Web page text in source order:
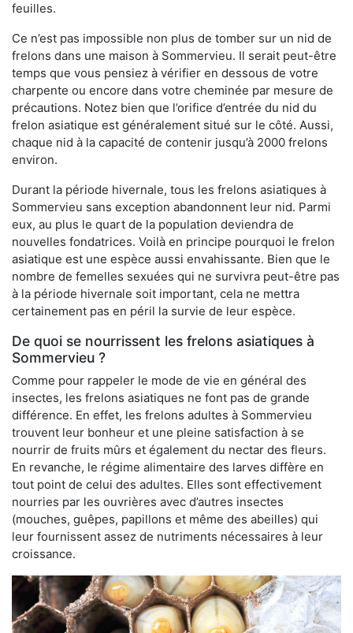
feuilles.
Ce n’est pas impossible non plus de tomber sur un nid de
frelons dans une maison à Sommervieu. Il serait peut-être
temps que vous pensiez à vérifier en dessous de votre
charpente ou encore dans votre cheminée par mesure de
précautions. Notez bien que l’orifice d’entrée du nid du
frelon asiatique est généralement situé sur le côté. Aussi,
chaque nid à la capacité de contenir jusqu’à 2000 frelons
environ.
Durant la période hivernale, tous les frelons asiatiques à
Sommervieu sans exception abandonnent leur nid. Parmi
eux, au plus le quart de la population deviendra de
nouvelles fondatrices. Voilà en principe pourquoi le frelon
asiatique est une espèce aussi envahissante. Bien que le
nombre de femelles sexuées qui ne survivra peut-être pas
à la période hivernale soit important, cela ne mettra
certainement pas en péril la survie de leur espèce.
De quoi se nourrissent les frelons asiatiques à
Sommervieu ?
Comme pour rappeler le mode de vie en général des
insectes, les frelons asiatiques ne font pas de grande
différence. En effet, les frelons adultes à Sommervieu
trouvent leur bonheur et une pleine satisfaction à se
nourrir de fruits mûrs et également du nectar des fleurs.
En revanche, le régime alimentaire des larves diffère en
tout point de celui des adultes. Elles sont effectivement
nourries par les ouvrières avec d’autres insectes
(mouches, guêpes, papillons et même des abeilles) qui
leur fournissent assez de nutriments nécessaires à leur
croissance.